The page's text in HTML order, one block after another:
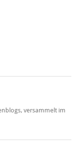
versammelt im